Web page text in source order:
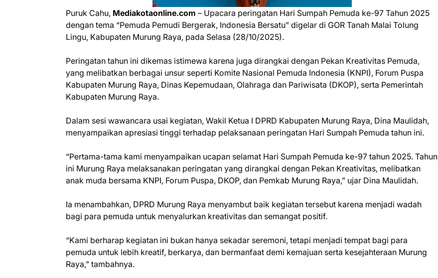
Puruk Cahu, Mediakotaonline.com – Upacara peringatan Hari Sumpah Pemuda ke-97 Tahun 2025
dengan tema “Pemuda Pemudi Bergerak, Indonesia Bersatu” digelar di GOR Tanah Malai Tolung
Lingu, Kabupaten Murung Raya, pada Selasa (28/10/2025).
Peringatan tahun ini dikemas istimewa karena juga dirangkai dengan Pekan Kreativitas Pemuda,
yang melibatkan berbagai unsur seperti Komite Nasional Pemuda Indonesia (KNPI), Forum Puspa
Kabupaten Murung Raya, Dinas Kepemudaan, Olahraga dan Pariwisata (DKOP), serta Pemerintah
Kabupaten Murung Raya.
Dalam sesi wawancara usai kegiatan, Wakil Ketua I DPRD Kabupaten Murung Raya, Dina Maulidah,
menyampaikan apresiasi tinggi terhadap pelaksanaan peringatan Hari Sumpah Pemuda tahun ini.
“Pertama-tama kami menyampaikan ucapan selamat Hari Sumpah Pemuda ke-97 tahun 2025. Tahun
ini Murung Raya melaksanakan peringatan yang dirangkai dengan Pekan Kreativitas, melibatkan
anak muda bersama KNPI, Forum Puspa, DKOP, dan Pemkab Murung Raya,” ujar Dina Maulidah.
Ia menambahkan, DPRD Murung Raya menyambut baik kegiatan tersebut karena menjadi wadah
bagi para pemuda untuk menyalurkan kreativitas dan semangat positif.
“Kami berharap kegiatan ini bukan hanya sekadar seremoni, tetapi menjadi tempat bagi para
pemuda untuk lebih kreatif, berkarya, dan bermanfaat demi kemajuan serta kesejahteraan Murung
Raya,” tambahnya.